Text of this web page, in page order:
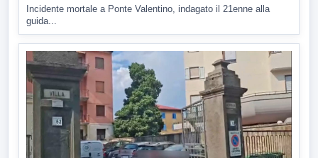
Incidente mortale a Ponte Valentino, indagato il 21enne alla
guida...